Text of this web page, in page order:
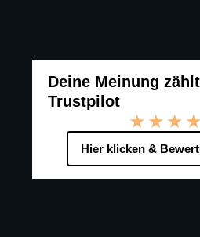
Deine Meinung
Trustpilot
Hier klicken &